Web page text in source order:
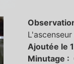
Ajoutée le
Minutage :